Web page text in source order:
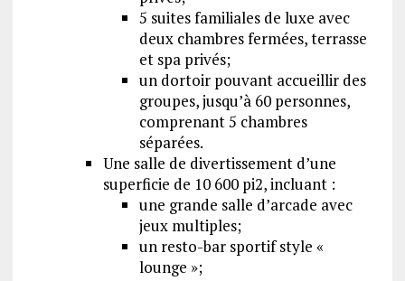
5 suites familiales de luxe avec
deux chambres fermées, terrasse
et spa privés;
un dortoir pouvant accueillir des
groupes, jusqu’à 60 personnes,
comprenant 5 chambres
séparées.
Une salle de divertissement d’une
superficie de 10 600 pi2, incluant :
une grande salle d’arcade avec
jeux multiples;
un resto-bar sportif style «
lounge »;